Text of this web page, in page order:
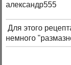
александр555
Для этого
немного